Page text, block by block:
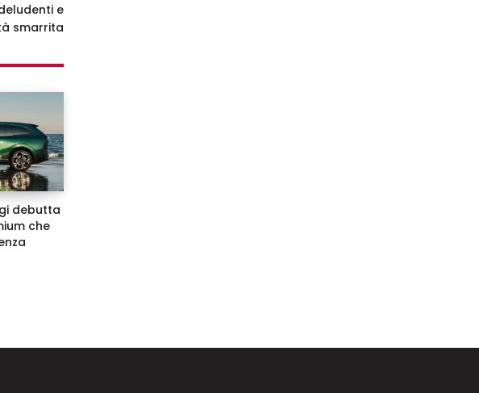
e
smarrita
debutta
che